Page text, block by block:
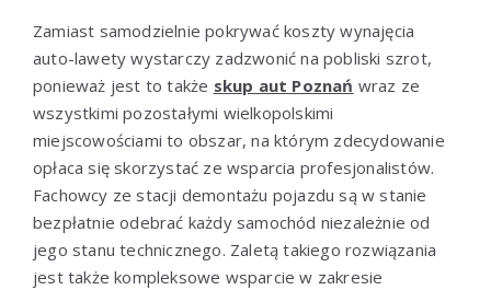
Zamiast samodzielnie pokrywać koszty wynajęcia
auto-lawety wystarczy zadzwonić na pobliski szrot,
ponieważ jest to także skup aut Poznań wraz ze
wszystkimi pozostałymi wielkopolskimi
miejscowościami to obszar, na którym zdecydowanie
opłaca się skorzystać ze wsparcia profesjonalistów.
Fachowcy ze stacji demontażu pojazdu są w stanie
bezpłatnie odebrać każdy samochód niezależnie od
jego stanu technicznego. Zaletą takiego rozwiązania
jest także kompleksowe wsparcie w zakresie